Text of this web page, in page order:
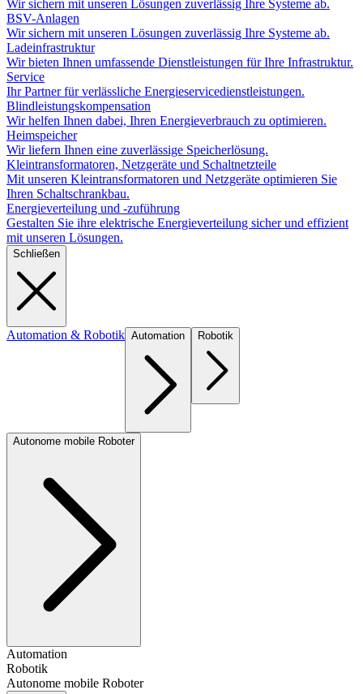
Wir sichern mit unseren Lösungen zuverlässig Ihre Systeme ab.
BSV-Anlagen
Wir sichern mit unseren Lösungen zuverlässig Ihre Systeme ab.
Ladeinfrastruktur
Wir bieten Ihnen umfassende Dienstleistungen für Ihre Infrastruktur.
Service
Ihr Partner für verlässliche Energieservicedienstleistungen.
Blindleistungskompensation
Wir helfen Ihnen dabei, Ihren Energieverbrauch zu optimieren.
Heimspeicher
Wir liefern Ihnen eine zuverlässige Speicherlösung.
Kleintransformatoren, Netzgeräte und Schaltnetzteile
Mit unseren Kleintransformatoren und Netzgeräte optimieren Sie
Ihren Schaltschrankbau.
Energieverteilung und -zuführung
Gestalten Sie ihre elektrische Energieverteilung sicher und effizient
mit unseren Lösungen.
Schließen
Automation & Robotik Automation Robotik
Autonome mobile Roboter
Automation
Robotik
Autonome mobile Roboter